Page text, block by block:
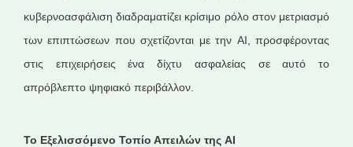
κυβερνοασφάλιση διαδραματίζει κρίσιμο ρόλο στον μετριασμό
των επιπτώσεων που σχετίζονται με την AI, προσφέροντας
στις επιχειρήσεις ένα δίχτυ ασφαλείας σε αυτό το
απρόβλεπτο ψηφιακό περιβάλλον.
Το Εξελισσόμενο Τοπίο Απειλών της AI